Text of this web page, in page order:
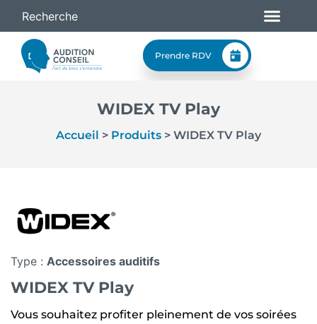
Prendre RDV
WIDEX TV Play
Accueil > Produits > WIDEX TV Play
Type : Accessoires auditifs
WIDEX TV Play
Vous souhaitez profiter pleinement de vos soirées